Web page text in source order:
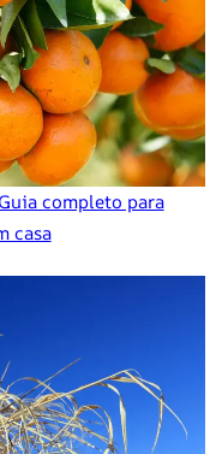
completo para
casa